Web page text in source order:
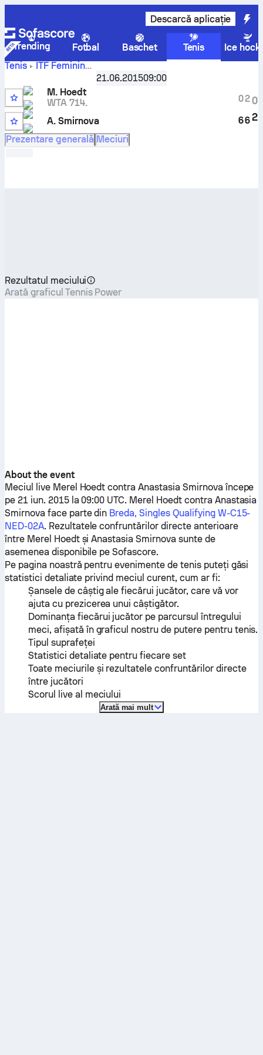
Descarcă aplicație
Trending Fotbal Baschet Tenis
Ice
Tenis
ITF Feminin
Breda, Singles Qualifying W-C15-NED-02A
HoedtcontraAnastasia Smirnova
pentru confruntarea directă
21.06.201509:00
M. Hoedt
WTA 714.
A. Smirnova
0
6
2
6
0
2
Prezentare generală Meciuri
Rezultatul meciului
Arată graficul Tennis Power
About the event
Meciul live Merel Hoedt contraAnastasia Smirnova începe
pe 21 iun. 2015 la 09:00 UTC. Merel Hoedtcontra Anastasia
Smirnova face parte din Breda, Singles Qualifying W-C15-
NED-02A. Rezultatele confruntărilor directe anterioare
între Merel HoedtșiAnastasia Smirnova sunte de
asemenea disponibile pe Sofascore.
Pe pagina noastră pentru evenimente de tenis puteți găsi
statistici detaliate privind meciul curent, cum ar fi:
Șansele de câștig ale fiecărui jucător, care vă vor
ajuta cu prezicerea unui câștigător.
Dominanța fiecărui jucător pe parcursul întregului
meci, afișată în graficul nostru de putere pentru tenis.
Tipul suprafeței
Statistici detaliate pentru fiecare set
Toate meciurile și rezultatele confruntărilor directe
între jucători
Scorul live al meciului
Arată mai mult